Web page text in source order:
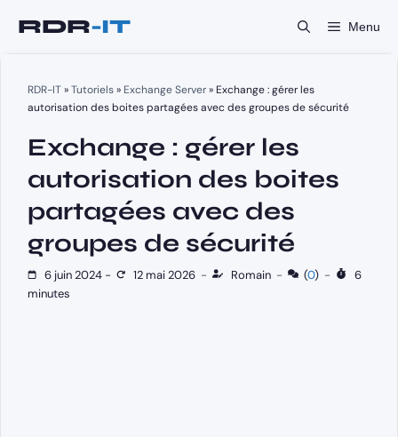
Menu
RDR-IT»Tutoriels» Exchange Server» Exchange : gérer les
autorisation des boites partagées avec des groupes de sécurité
Exchange : gérer les
autorisation des boites
partagées avec des
groupes de sécurité
6 juin 2024 - 12 mai 2026 - Romain - (0) -
6
minutes